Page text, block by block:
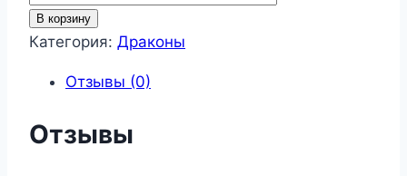
товара
Драконы
В корзину
Категория: Драконы
Отзывы (0)
Отзывы